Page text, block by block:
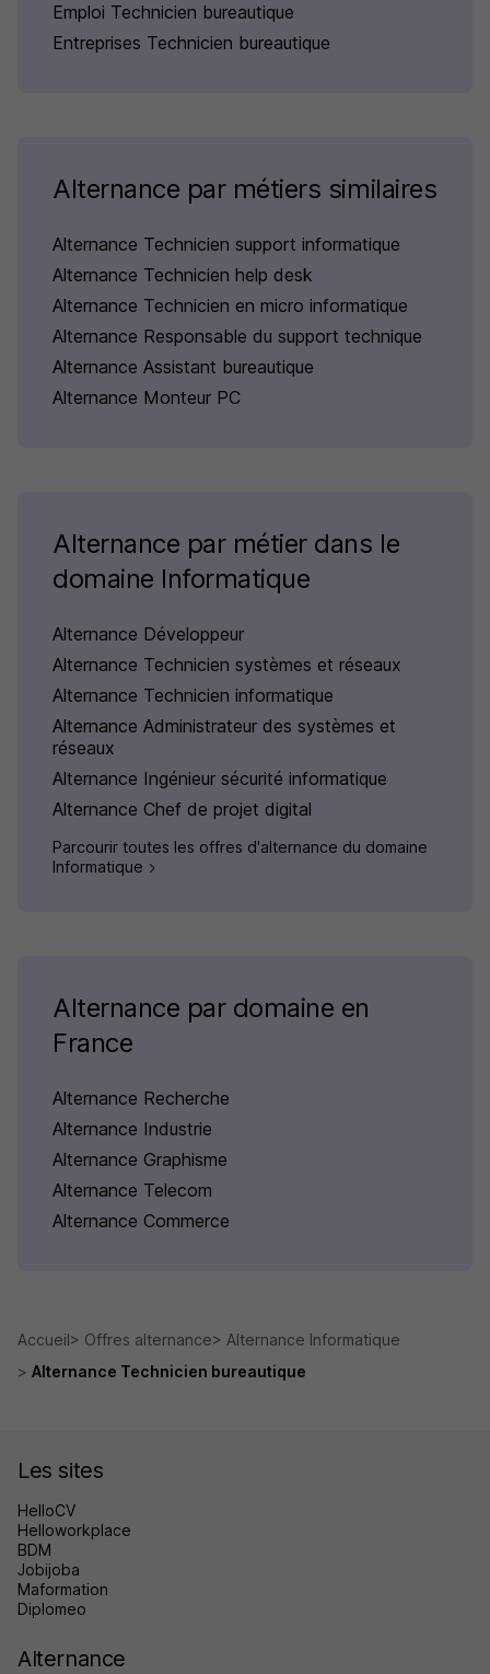
Emploi Technicien bureautique
Entreprises Technicien bureautique
Alternance par métiers similaires
Alternance Technicien support informatique
Alternance Technicien help desk
Alternance Technicien en micro informatique
Alternance Responsable du support technique
Alternance Assistant bureautique
Alternance Monteur PC
Alternance par métier dans le
domaine Informatique
Alternance Développeur
Alternance Technicien systèmes et réseaux
Alternance Technicien informatique
Alternance Administrateur des systèmes et
réseaux
Alternance Ingénieur sécurité informatique
Alternance Chef de projet digital
Parcourir toutes les offres d'alternance du domaine
Informatique
Alternance par domaine en
France
Alternance Recherche
Alternance Industrie
Alternance Graphisme
Alternance Telecom
Alternance Commerce
Accueil Offres alternance
Alternance Informatique
Alternance Technicien bureautique
Les sites
HelloCV
Helloworkplace
BDM
Jobijoba
Maformation
Diplomeo
Alternance